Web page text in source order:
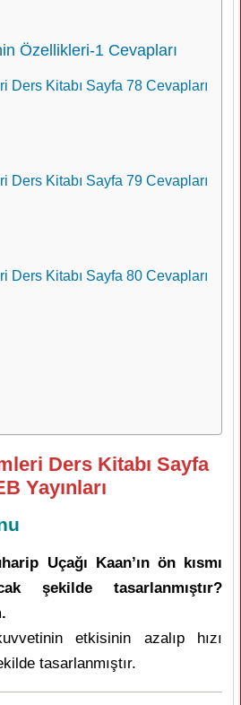
Özellikleri-1 Cevapları
Ders Kitabı Sayfa 78 Cevapları
Ders Kitabı Sayfa 79 Cevapları
Ders Kitabı Sayfa 80 Cevapları
Ders Kitabı Sayfa
Yayınları
Uçağı Kaan’ın ön kısmı
şekilde tasarlanmıştır?
etkisinin azalıp hızı
tasarlanmıştır.